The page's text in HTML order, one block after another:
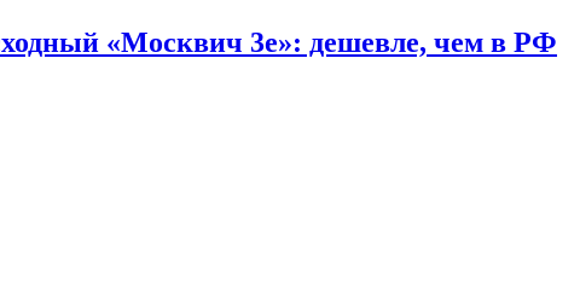
«Москвич 3e»: дешевле, чем в РФ